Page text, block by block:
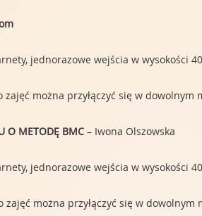
jednorazowe wejścia w wysokości
można przyłączyć się w dowolnym
O METODĘ BMC – Iwona Olszowska
jednorazowe wejścia w wysokości
zajęć można przyłączyć się w dowolnym